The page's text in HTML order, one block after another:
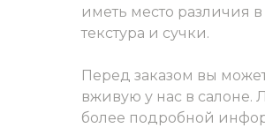
иметь место различия в
текстура и сучки.
Перед заказом вы
вживую у нас в салоне.
более подробной